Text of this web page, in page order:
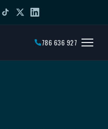
786 636 927